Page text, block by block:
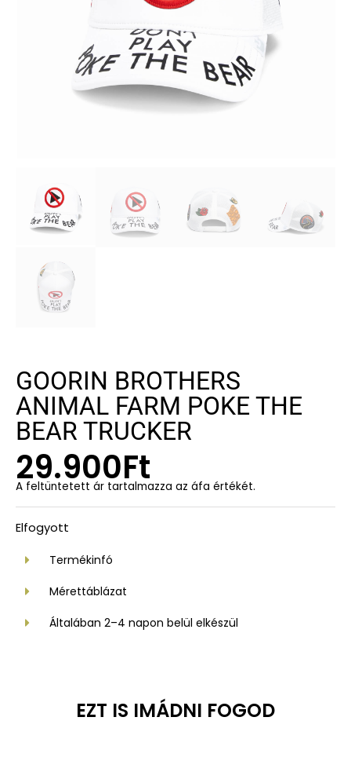
GOORIN BROTHERS
ANIMAL FARM POKE THE
BEAR TRUCKER
29.900Ft
A feltüntetett ár tartalmazza az áfa értékét.
Elfogyott
Termékinfó
Mérettáblázat
Általában 2–4 napon belül elkészül
EZT IS IMÁDNI FOGOD